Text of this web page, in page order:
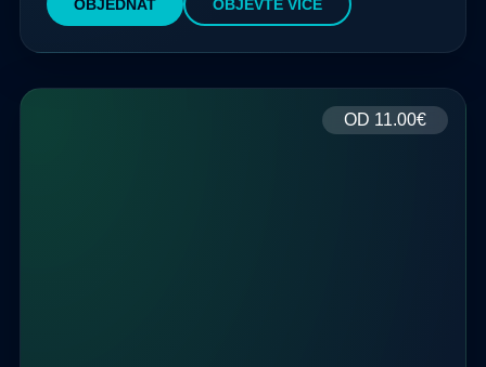
OBJEDNAT OBJEVTE VÍCE
OD 11.00€